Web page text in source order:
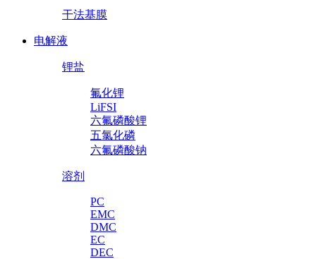
干法基膜
电解液
锂盐
氟化锂
LiFSI
六氟磷酸锂
五氯化磷
六氟磷酸钠
溶剂
PC
EMC
DMC
EC
DEC